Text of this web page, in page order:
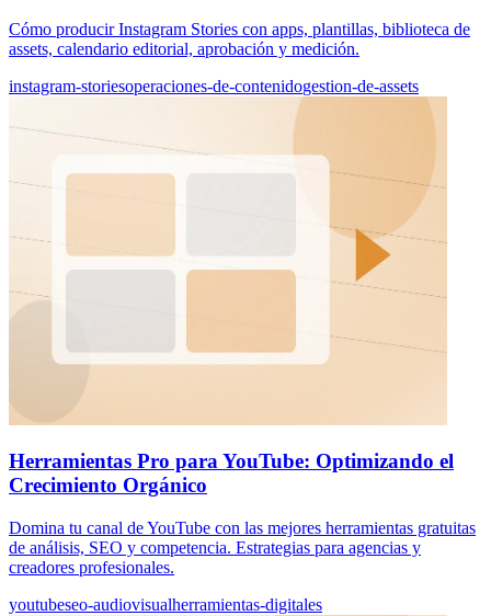
Cómo producir Instagram Stories con apps, plantillas, biblioteca de
assets, calendario editorial, aprobación y medición.
instagram-storiesoperaciones-de-contenidogestion-de-assets
Herramientas Pro para YouTube: Optimizando el
Crecimiento Orgánico
Domina tu canal de YouTube con las mejores herramientas gratuitas
de análisis, SEO y competencia. Estrategias para agencias y
creadores profesionales.
youtubeseo-audiovisualherramientas-digitales